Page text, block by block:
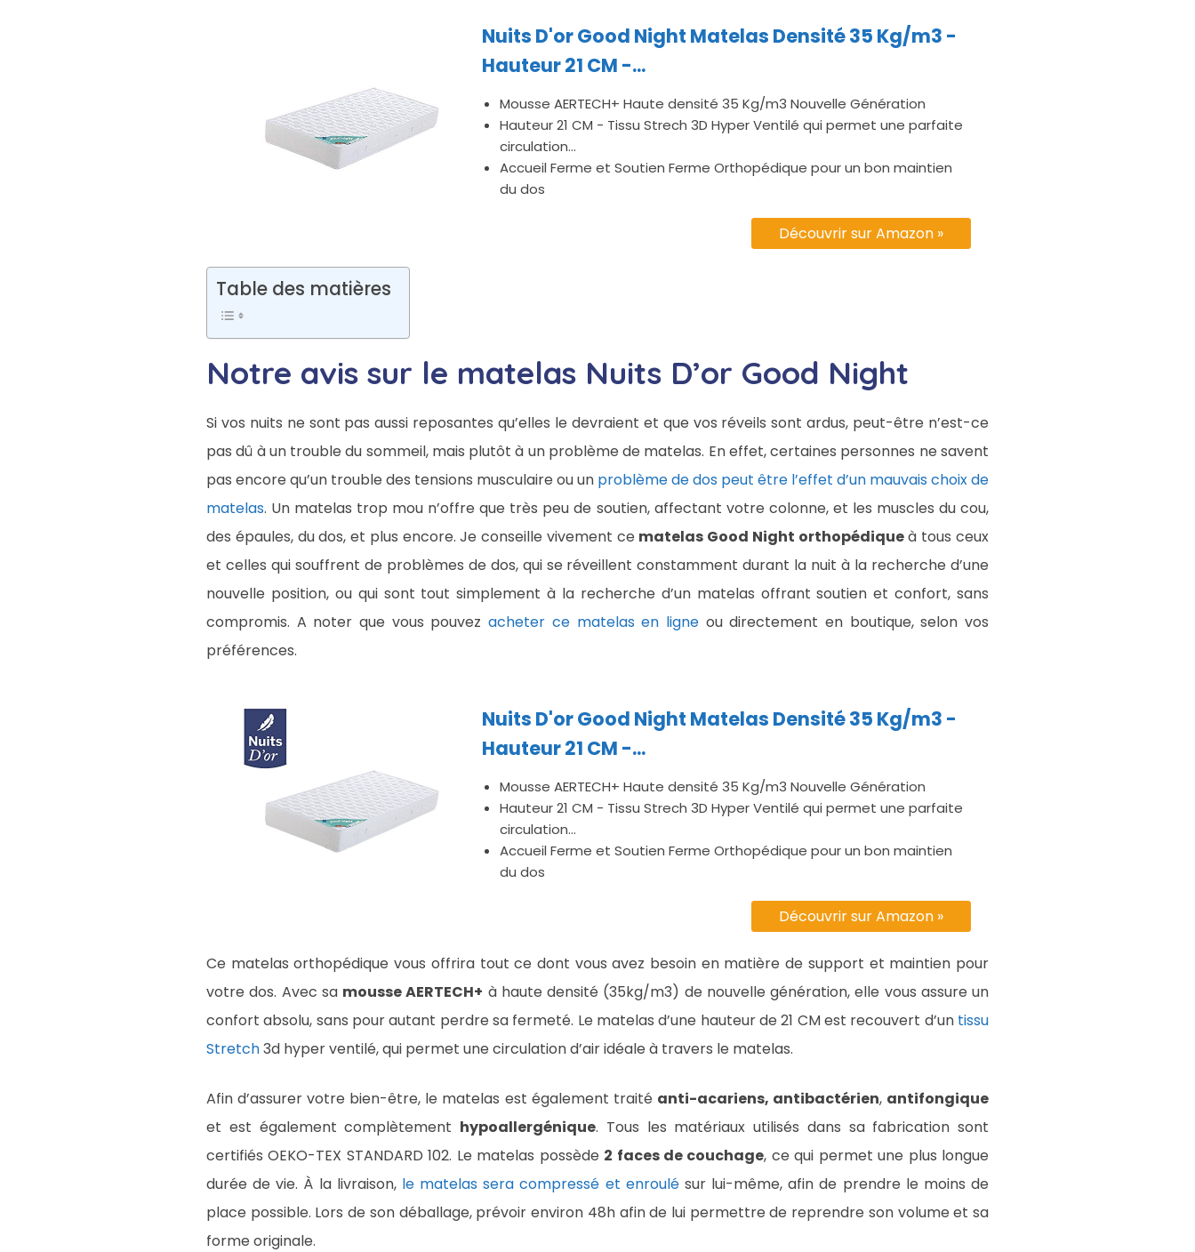
Nuits D'or Good Night Matelas Densité 35 Kg/m3 -
Hauteur 21 CM -...
Mousse AERTECH+ Haute densité 35 Kg/m3 Nouvelle Génération
Hauteur 21 CM - Tissu Strech 3D Hyper Ventilé qui permet une parfaite
circulation...
Accueil Ferme et Soutien Ferme Orthopédique pour un bon maintien
du dos
Découvrir sur Amazon »
Table des matières
Notre avis sur le matelas Nuits D’or Good Night
Si vos nuits ne sont pas aussi reposantes qu’elles le devraient et que vos réveils sont ardus, peut-être n’est-ce
pas dû à un trouble du sommeil, mais plutôt à un problème de matelas. En effet, certaines personnes ne savent
pas encore qu’un trouble des tensions musculaire ou un problème de dos peut être l’effet d’un mauvais choix de
matelas. Un matelas trop mou n’offre que très peu de soutien, affectant votre colonne, et les muscles du cou,
des épaules, du dos, et plus encore. Je conseille vivement ce matelas Good Night orthopédiqueà tous ceux
et celles qui souffrent de problèmes de dos, qui se réveillent constamment durant la nuit à la recherche d’une
nouvelle position, ou qui sont tout simplement à la recherche d’un matelas offrant soutien et confort, sans
compromis. A noter que vous pouvezacheter ce matelas en ligneou directement en boutique, selon vos
préférences.
Nuits D'or Good Night Matelas Densité 35 Kg/m3 -
Hauteur 21 CM -...
Mousse AERTECH+ Haute densité 35 Kg/m3 Nouvelle Génération
Hauteur 21 CM - Tissu Strech 3D Hyper Ventilé qui permet une parfaite
circulation...
Accueil Ferme et Soutien Ferme Orthopédique pour un bon maintien
du dos
Découvrir sur Amazon »
Ce matelas orthopédique vous offrira tout ce dont vous avez besoin en matière de support et maintien pour
votre dos. Avec sa mousse AERTECH+ à haute densité (35kg/m3) de nouvelle génération, elle vous assure un
confort absolu, sans pour autant perdre sa fermeté. Le matelas d’une hauteur de 21 CM est recouvert d’un tissu
Stretch3d hyper ventilé, qui permet une circulation d’air idéale à travers le matelas.
Afin d’assurer votre bien-être, le matelas est également traité anti-acariens, antibactérien, antifongique
et est également complètement hypoallergénique. Tous les matériaux utilisés dans sa fabrication sont
certifiés OEKO-TEX STANDARD 102. Le matelas possède 2 faces de couchage, ce qui permet une plus longue
durée de vie. À la livraison, le matelas sera compressé et enroulésur lui-même, afin de prendre le moins de
place possible. Lors de son déballage, prévoir environ 48h afin de lui permettre de reprendre son volume et sa
forme originale.